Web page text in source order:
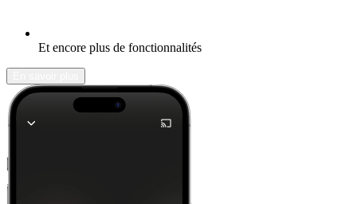
Et encore plus de fonctionnalités